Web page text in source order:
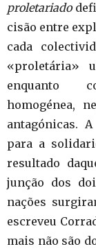
proletariado
cisão entre
cada
«proletária»
enquanto
homogénea,
antagónicas.
para a
resultado
junção dos
nações
escreveu
mais não são